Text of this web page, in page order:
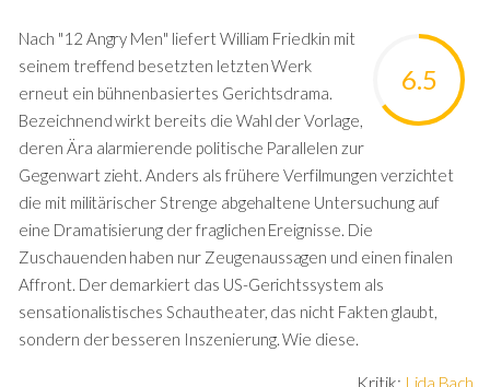
6.5
Nach "12 Angry Men" liefert William Friedkin mit
seinem treffend besetzten letzten Werk
erneut ein bühnenbasiertes Gerichtsdrama.
Bezeichnend wirkt bereits die Wahl der Vorlage,
deren Ära alarmierende politische Parallelen zur
Gegenwart zieht. Anders als frühere Verfilmungen verzichtet
die mit militärischer Strenge abgehaltene Untersuchung auf
eine Dramatisierung der fraglichen Ereignisse. Die
Zuschauenden haben nur Zeugenaussagen und einen finalen
Affront. Der demarkiert das US-Gerichtssystem als
sensationalistisches Schautheater, das nicht Fakten glaubt,
sondern der besseren Inszenierung. Wie diese.
Kritik: Lida Bach